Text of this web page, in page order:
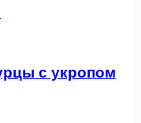
с укропом